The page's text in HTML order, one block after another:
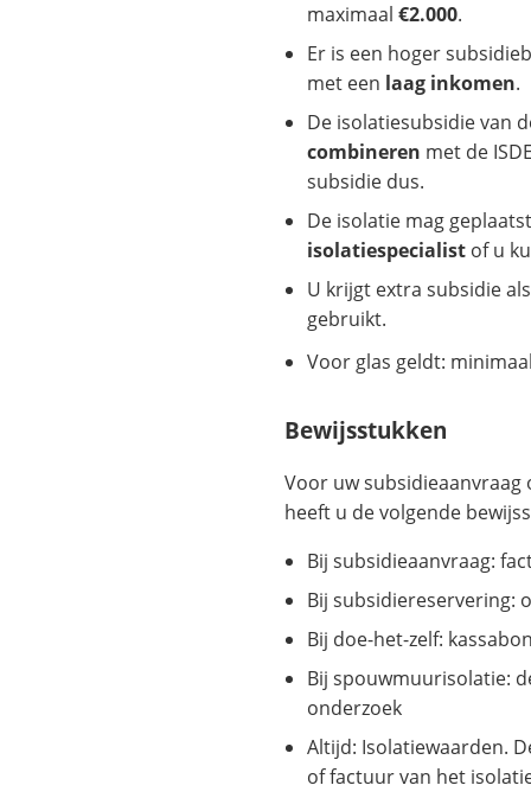
maximaal€2.000.
Er is een hoger
met een laag inkomen.
De isolatiesubsidie van
combineren met de
subsidie dus.
De isolatie mag
isolatiespecialist of u
U krijgt extra subsidie
gebruikt.
Voor glas geldt:
Bewijsstukken
Voor uw
heeft u de volgende
Bij subsidieaanvraag:
Bij subsidiereservering:
Bij doe-het-zelf:
Bij spouwmuurisolatie:
onderzoek
Altijd: Isolatiewaarden.
of factuur van het